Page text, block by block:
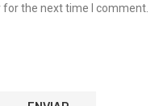
for the next time I comment.